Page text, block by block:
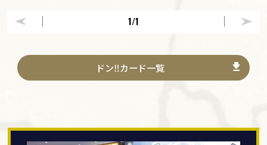
1/1
ドン‼カード一覧